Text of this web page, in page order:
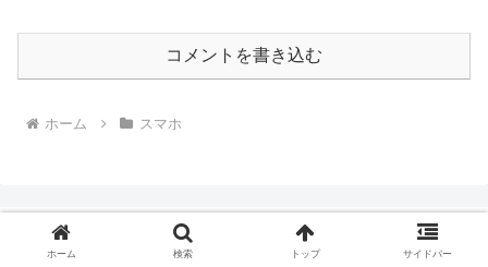
コメントを書き込む
ホーム スマホ
ホーム 検索 トップ サイドバー